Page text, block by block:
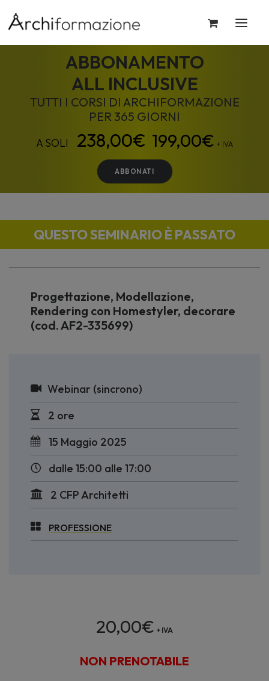
ABBONAMENTO
ALL INCLUSIVE
TUTTI I CORSI DI ARCHIFORMAZIONE
PER 365 GIORNI
199,00€ + IVA
ABBONATI
QUESTO SEMINARIO È PASSATO
Progettazione, Modellazione,
Rendering con Homestyler, decorare
(cod. AF2-335699)
Webinar (sincrono)
2 ore
15 Maggio 2025
dalle 15:00 alle 17:00
2 CFP Architetti
PROFESSIONE
20,00€ + IVA
NON PRENOTABILE